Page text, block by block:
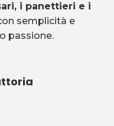
i panettieri e i
semplicità e
passione.